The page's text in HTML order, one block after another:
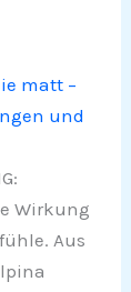
matt –
und
Wirkung
Aus